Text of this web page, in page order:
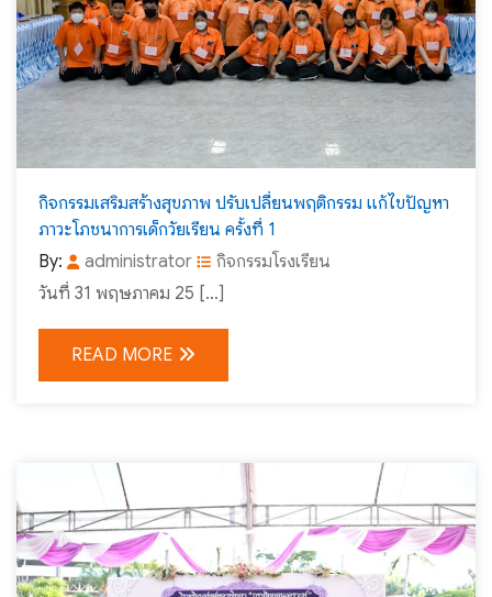
กิจกรรมเสริมสร้างสุขภาพ ปรับเปลี่ยนพฤติกรรม แก้ไขปัญหา
ภาวะโภชนาการเด็กวัยเรียน ครั้งที่ 1
By:
administrator
กิจกรรมโรงเรียน
วันที่ 31 พฤษภาคม 25 […]
READ MORE